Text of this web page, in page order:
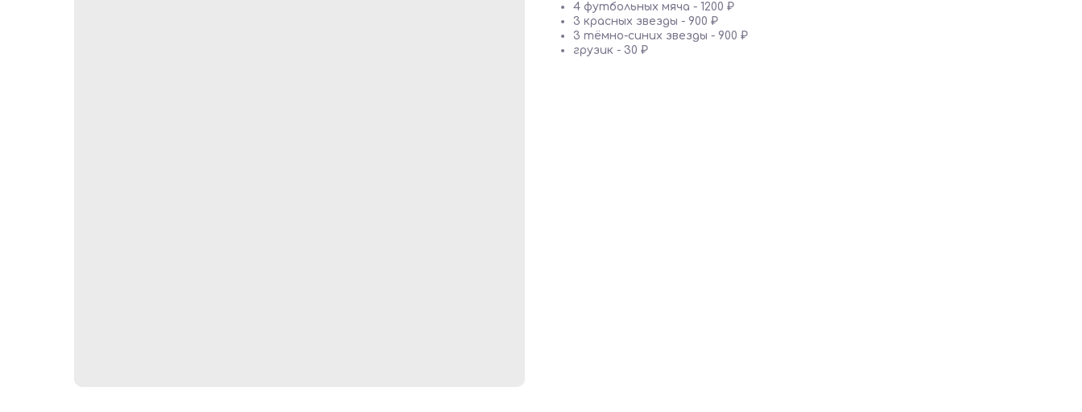
4 футбольных мяча - 1200 ₽
3 красных звезды - 900 ₽
3 тёмно-синих звезды - 900 ₽
грузик - 30 ₽